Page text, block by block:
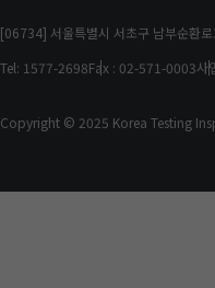
[06734] 서울특별시 서초구 남부순환
Tel: 1577-2698Fax : 02-571-0003사
Copyright © 2025 Korea Testing